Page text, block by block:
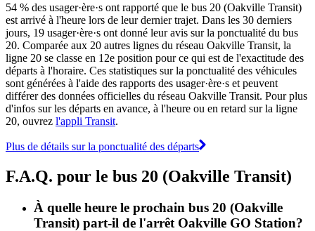
54 % des usager·ère·s ont rapporté que le bus 20 (Oakville Transit)
est arrivé à l'heure lors de leur dernier trajet. Dans les 30 derniers
jours, 19 usager·ère·s ont donné leur avis sur la ponctualité du bus
20. Comparée aux 20 autres lignes du réseau Oakville Transit, la
ligne 20 se classe en 12e position pour ce qui est de l'exactitude des
départs à l'horaire. Ces statistiques sur la ponctualité des véhicules
sont générées à l'aide des rapports des usager·ère·s et peuvent
différer des données officielles du réseau Oakville Transit. Pour plus
d'infos sur les départs en avance, à l'heure ou en retard sur la ligne
20, ouvrez l'appli Transit.
Plus de détails sur la ponctualité des départs
F.A.Q. pour le bus 20 (Oakville Transit)
À quelle heure le prochain bus 20 (Oakville
Transit) part-il de l'arrêt Oakville GO Station?